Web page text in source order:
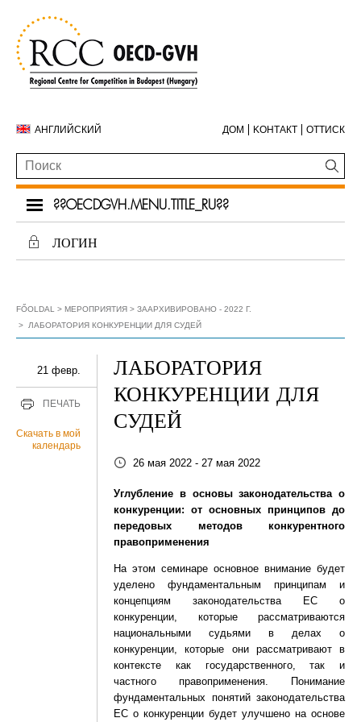
АНГЛИЙСКИЙ ДОМ KОНТАКТ ОТТИСК
??OECDGVH.MENU.TITLE_RU??
ЛОГИН
FŐOLDAL МЕРОПРИЯТИЯ
ЗААРХИВИРОВАНО - 2022 Г.
ЛАБОРАТОРИЯ КОНКУРЕНЦИИ ДЛЯ СУДЕЙ
21 февр.
ПЕЧАТЬ
Скачать в мой
календарь
ЛАБОРАТОРИЯ
КОНКУРЕНЦИИ ДЛЯ
СУДЕЙ
26 мая 2022 - 27 мая 2022
Углубление в основы законодательства о
конкуренции: от основных принципов до
передовых методов
конкурентного
правоприменения
На этом семинаре основное внимание будет
уделено фундаментальным принципам и
концепциям законодательства ЕС о
конкуренции, которые рассматриваются
национальными судьями в делах о
конкуренции, которые они рассматривают в
контексте как государственного, так и
частного правоприменения. Понимание
фундаментальных понятий законодательства
ЕС о конкуренции будет улучшено на основе